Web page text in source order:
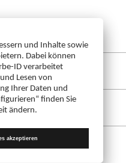
angewendet?
6,25 mg